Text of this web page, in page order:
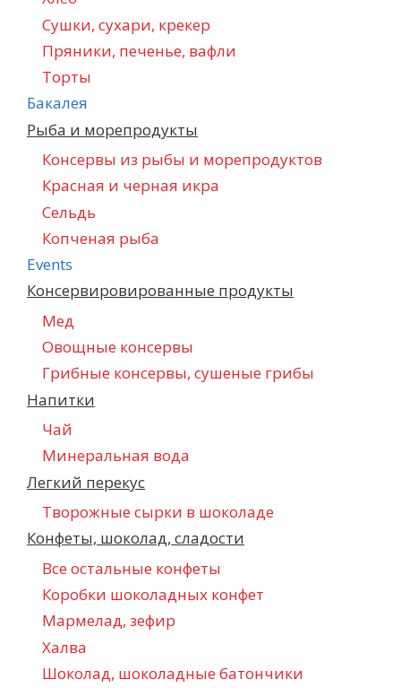
Сушки, сухари, крекер
Пряники, печенье, вафли
Торты
Бакалея
Рыба и морепродукты
Консервы из рыбы и морепродуктов
Красная и черная икра
Сельдь
Копченая рыба
Events
Консервировированные продукты
Мед
Овощные консервы
Грибные консервы, сушеные грибы
Напитки
Чай
Минеральная вода
Легкий перекус
Творожные сырки в шоколаде
Конфеты, шоколад, сладости
Все остальные конфеты
Коробки шоколадных конфет
Мармелад, зефир
Халва
Шоколад, шоколадные батончики